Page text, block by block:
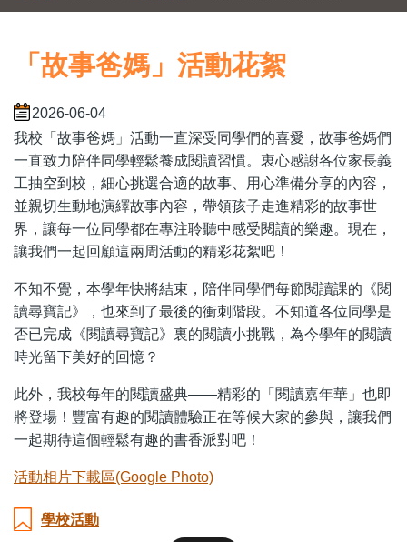
航
連
「故事爸媽」活動花絮
2026-06-04
我校「故事爸媽」活動一直深受同學們的喜愛，故事爸媽們
一直致力陪伴同學輕鬆養成閱讀習慣。衷心感謝各位家長義
工抽空到校，細心挑選合適的故事、用心準備分享的內容，
並親切生動地演繹故事內容，帶領孩子走進精彩的故事世
界，讓每一位同學都在專注聆聽中感受閱讀的樂趣。現在，
讓我們一起回顧這兩周活動的精彩花絮吧！
不知不覺，本學年快將結束，陪伴同學們每節閱讀課的《閱
讀尋寶記》，也來到了最後的衝刺階段。不知道各位同學是
否已完成《閱讀尋寶記》裏的閱讀小挑戰，為今學年的閱讀
時光留下美好的回憶？
此外，我校每年的閱讀盛典——精彩的「閱讀嘉年華」也即
將登場！豐富有趣的閱讀體驗正在等候大家的參與，讓我們
一起期待這個輕鬆有趣的書香派對吧！
活動相片下載區(Google Photo)
學校活動